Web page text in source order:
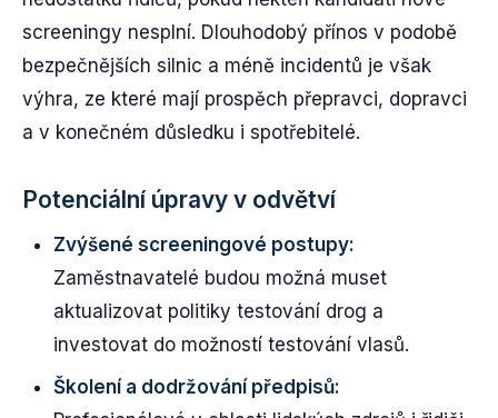
screeningy nesplní. Dlouhodobý přínos v podobě
bezpečnějších silnic a méně incidentů je však
výhra, ze které mají prospěch přepravci, dopravci
a v konečném důsledku i spotřebitelé.
Potenciální úpravy v odvětví
Zvýšené screeningové postupy:
Zaměstnavatelé budou možná muset
aktualizovat politiky testování drog a
investovat do možností testování vlasů.
Školení a dodržování předpisů: